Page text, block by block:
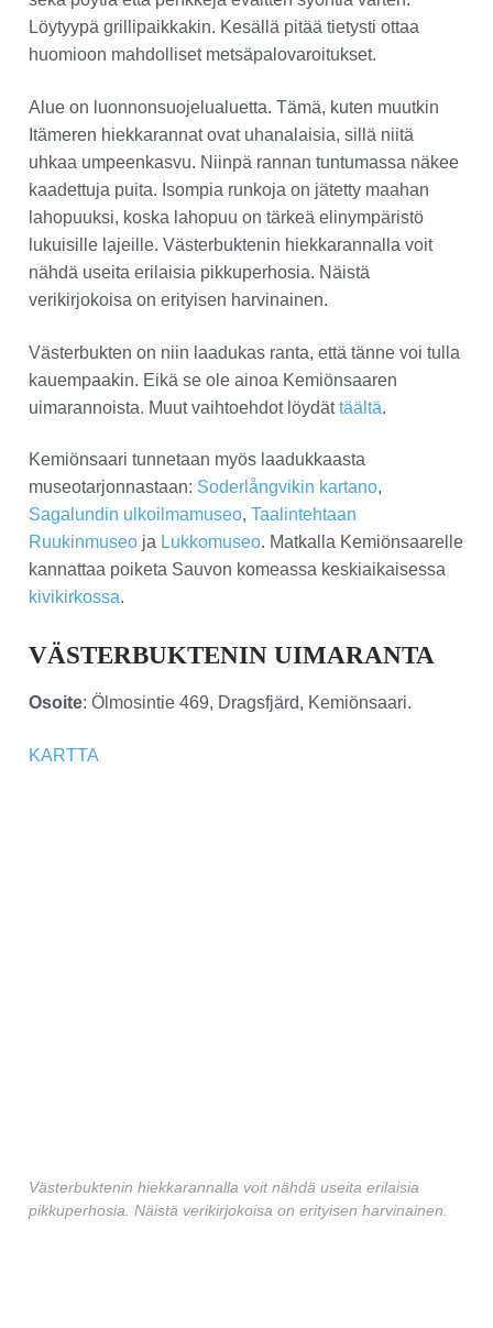
Löytyypä grillipaikkakin. Kesällä pitää tietysti ottaa
huomioon mahdolliset metsäpalovaroitukset.
Alue on luonnonsuojelualuetta. Tämä, kuten muutkin
Itämeren hiekkarannat ovat uhanalaisia, sillä niitä
uhkaa umpeenkasvu. Niinpä rannan tuntumassa näkee
kaadettuja puita. Isompia runkoja on jätetty maahan
lahopuuksi, koska lahopuu on tärkeä elinympäristö
lukuisille lajeille. Västerbuktenin hiekkarannalla voit
nähdä useita erilaisia pikkuperhosia. Näistä
verikirjokoisa on erityisen harvinainen.
Västerbukten on niin laadukas ranta, että tänne voi tulla
kauempaakin. Eikä se ole ainoa Kemiönsaaren
uimarannoista. Muut vaihtoehdot löydättäältä.
Kemiönsaari tunnetaan myös laadukkaasta
museotarjonnastaan: Soderlångvikin kartano,
Sagalundin ulkoilmamuseo, Taalintehtaan
Ruukinmuseo ja Lukkomuseo. Matkalla Kemiönsaarelle
kannattaa poiketa Sauvon komeassa keskiaikaisessa
kivikirkossa.
VÄSTERBUKTENIN UIMARANTA
Osoite: Ölmosintie 469, Dragsfjärd, Kemiönsaari.
KARTTA
Västerbuktenin hiekkarannalla voit nähdä useita erilaisia
pikkuperhosia. Näistä verikirjokoisa on erityisen harvinainen.